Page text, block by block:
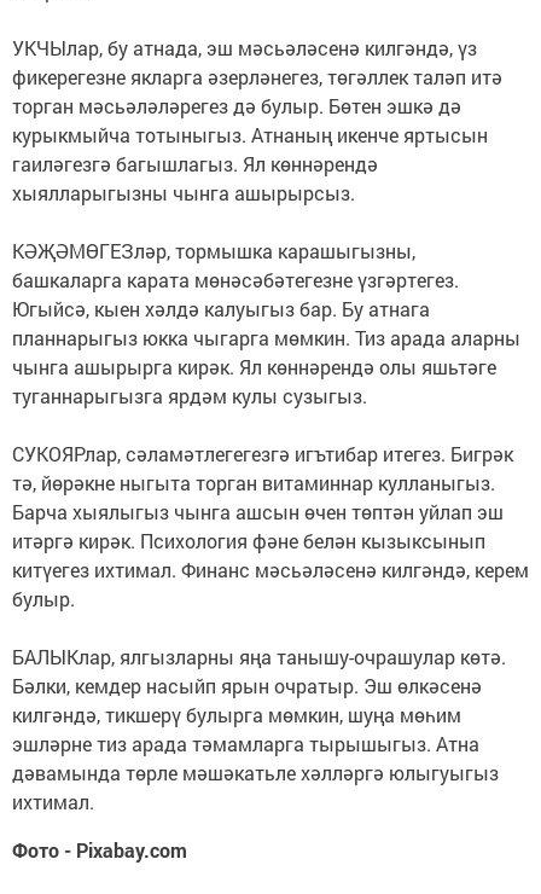
УКЧЫлар, бу атнада, эш мәсьәләсенә килгәндә, үз
фикерегезне якларга әзерләнегез, төгәллек таләп итә
торган мәсьәләләрегез дә булыр. Бөтен эшкә дә
курыкмыйча тотыныгыз. Атнаның икенче яртысын
гаиләгезгә багышлагыз. Ял көннәрендә
хыялларыгызны чынга ашырырсыз.
КӘҖӘМӨГЕЗләр, тормышка карашыгызны,
башкаларга карата мөнәсәбәтегезне үзгәртегез.
Югыйсә, кыен хәлдә калуыгыз бар. Бу атнага
планнарыгыз юкка чыгарга мөмкин. Тиз арада аларны
чынга ашырырга кирәк. Ял көннәрендә олы яшьтәге
туганнарыгызга ярдәм кулы сузыгыз.
СУКОЯРлар, сәламәтлегегезгә игътибар итегез. Бигрәк
тә, йөрәкне ныгыта торган витаминнар кулланыгыз.
Барча хыялыгыз чынга ашсын өчен төптән уйлап эш
итәргә кирәк. Психология фәне белән кызыксынып
китүегез ихтимал. Финанс мәсьәләсенә килгәндә, керем
булыр.
БАЛЫКлар, ялгызларны яңа танышу-очрашулар көтә.
Бәлки, кемдер насыйп ярын очратыр. Эш өлкәсенә
килгәндә, тикшерү булырга мөмкин, шуңа мөһим
эшләрне тиз арада тәмамларга тырышыгыз. Атна
дәвамында төрле мәшәкатьле хәлләргә юлыгуыгыз
ихтимал.
Фото - Pixabay.com